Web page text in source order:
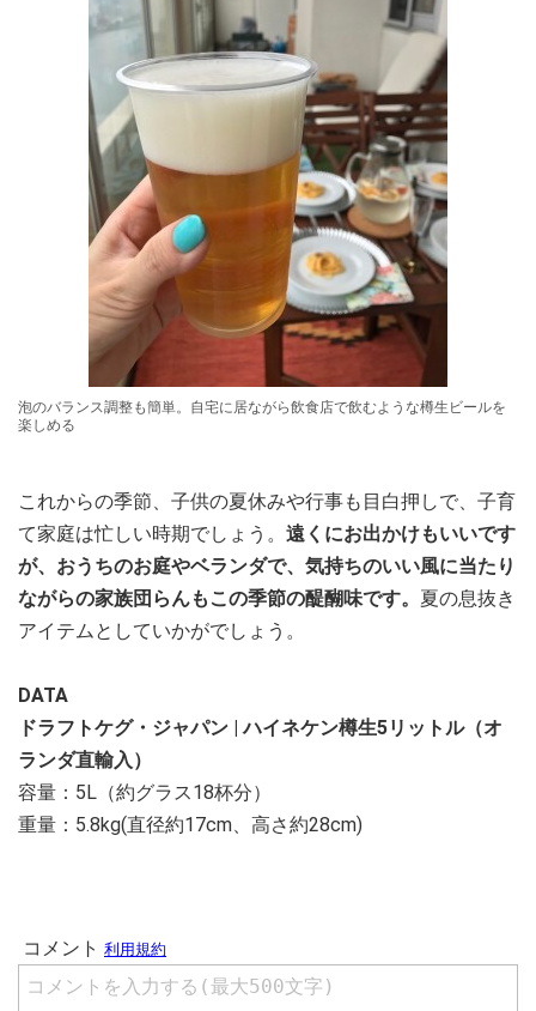
泡のバランス調整も簡単。自宅に居ながら飲食店で飲むような樽生ビールを
楽しめる
これからの季節、子供の夏休みや行事も目白押しで、子育
て家庭は忙しい時期でしょう。 遠くにお出かけもいいです
が、おうちのお庭やベランダで、気持ちのいい風に当たり
ながらの家族団らんもこの季節の醍醐味です。 夏の息抜き
アイテムとしていかがでしょう。
DATA
ドラフトケグ・ジャパン | ハイネケン樽生5リットル（オ
ランダ直輸入）
容量：5L（約グラス18杯分）
重量：5.8kg(直径約17cm、高さ約28cm)